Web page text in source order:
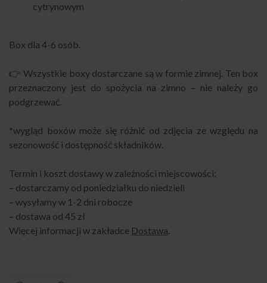
cytrynowym
Box dla 4-6 osób.
👉 Wszystkie boxy dostarczane są w formie zimnej. Ten box
przeznaczony jest do spożycia na zimno – nie należy go
podgrzewać.
*wygląd boxów może się różnić od zdjęcia ze względu na
sezonowość i dostępność składników.
Termin i koszt dostawy w zależności miejscowości:
– dostarczamy od poniedziałku do niedzieli
– wysyłamy w 1-2 dni robocze
– dostawa od 45 zł
Więcej informacji w zakładce Dostawa.